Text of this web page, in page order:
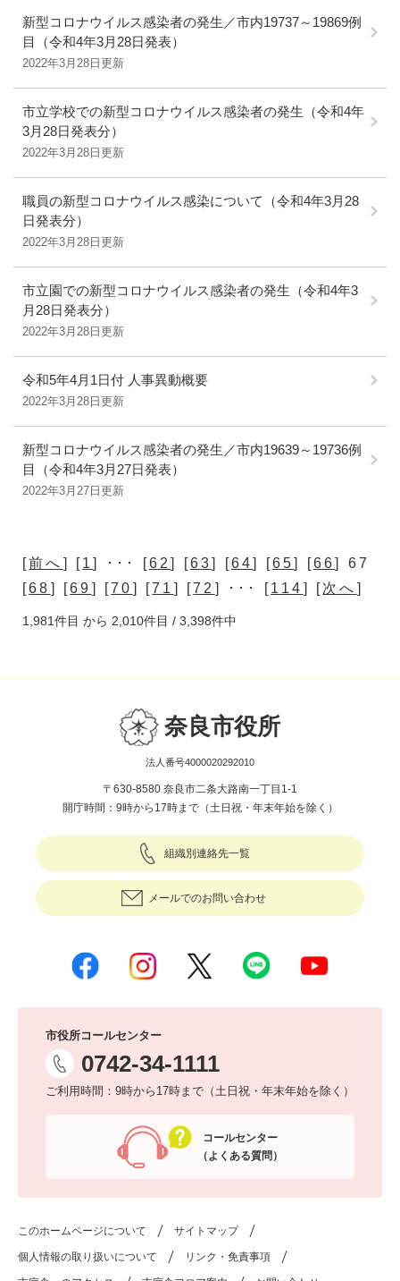
新型コロナウイルス感染者の発生／市内19737～19869例
目（令和4年3月28日発表）
2022年3月28日更新
市立学校での新型コロナウイルス感染者の発生（令和4年
3月28日発表分）
2022年3月28日更新
職員の新型コロナウイルス感染について（令和4年3月28
日発表分）
2022年3月28日更新
市立園での新型コロナウイルス感染者の発生（令和4年3
月28日発表分）
2022年3月28日更新
令和5年4月1日付 人事異動概要
2022年3月28日更新
新型コロナウイルス感染者の発生／市内19639～19736例
目（令和4年3月27日発表）
2022年3月27日更新
[前へ ] [1] ･･･ [62] [63] [64] [65] [66] 67
[68 ] [69 ] [70 ] [71 ] [72 ] ･･･ [114 ] [次へ ]
1,981件目 から 2,010件目 / 3,398件中
奈良市役所
法人番号4000020292010
〒630-8580 奈良市二条大路南一丁目1-1
開庁時間：9時から17時まで（土日祝・年末年始を除く）
組織別連絡先一覧
メールでのお問い合わせ
市役所コールセンター
0742-34-1111
ご利用時間：9時から17時まで（土日祝・年末年始を除く）
コールセンター
（よくある質問）
このホームページについて サイトマップ
個人情報の取り扱いについて リンク・免責事項